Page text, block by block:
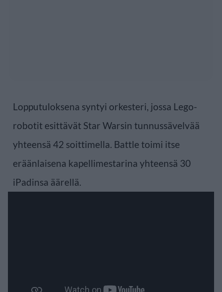
Lopputuloksena syntyi orkesteri, jossa Lego-
robotit esittävät Star Warsin tunnussävelvää
yhteensä 42 soittimella. Battle toimi itse
eräänlaisena kapellimestarina yhteensä 30
iPadinsa äärellä.